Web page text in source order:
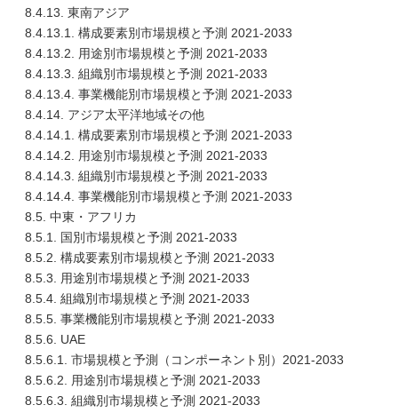
8.4.13. 東南アジア
8.4.13.1. 構成要素別市場規模と予測 2021-2033
8.4.13.2. 用途別市場規模と予測 2021-2033
8.4.13.3. 組織別市場規模と予測 2021-2033
8.4.13.4. 事業機能別市場規模と予測 2021-2033
8.4.14. アジア太平洋地域その他
8.4.14.1. 構成要素別市場規模と予測 2021-2033
8.4.14.2. 用途別市場規模と予測 2021-2033
8.4.14.3. 組織別市場規模と予測 2021-2033
8.4.14.4. 事業機能別市場規模と予測 2021-2033
8.5. 中東・アフリカ
8.5.1. 国別市場規模と予測 2021-2033
8.5.2. 構成要素別市場規模と予測 2021-2033
8.5.3. 用途別市場規模と予測 2021-2033
8.5.4. 組織別市場規模と予測 2021-2033
8.5.5. 事業機能別市場規模と予測 2021-2033
8.5.6. UAE
8.5.6.1. 市場規模と予測（コンポーネント別）2021-2033
8.5.6.2. 用途別市場規模と予測 2021-2033
8.5.6.3. 組織別市場規模と予測 2021-2033